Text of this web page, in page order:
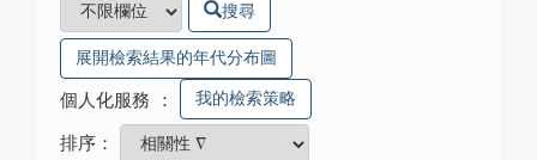
搜尋
展開檢索結果的年代分布圖
個人化服務 ： 我的檢索策略
排序：